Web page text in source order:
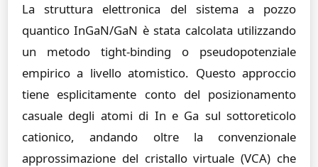
La struttura elettronica del sistema a pozzo
quantico InGaN/GaN è stata calcolata utilizzando
un metodo tight-binding o pseudopotenziale
empirico a livello atomistico. Questo approccio
tiene esplicitamente conto del posizionamento
casuale degli atomi di In e Ga sul sottoreticolo
cationico, andando oltre la convenzionale
approssimazione del cristallo virtuale (VCA) che